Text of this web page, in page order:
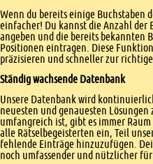
Wenn du bereits einige Buchstaben
einfacher! Du kannst die Anzahl der
angeben und die bereits bekannten
Positionen eintragen. Diese
präzisieren und schneller zur
Ständig wachsende Datenbank
Unsere Datenbank wird
neuesten und genauesten
umfangreich ist, gibt es immer
alle Rätselbegeisterten ein, Teil
fehlende Einträge hinzuzufügen.
noch umfassender und nützlicher